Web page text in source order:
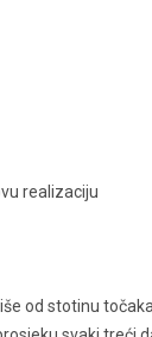
realizaciju
od stotinu